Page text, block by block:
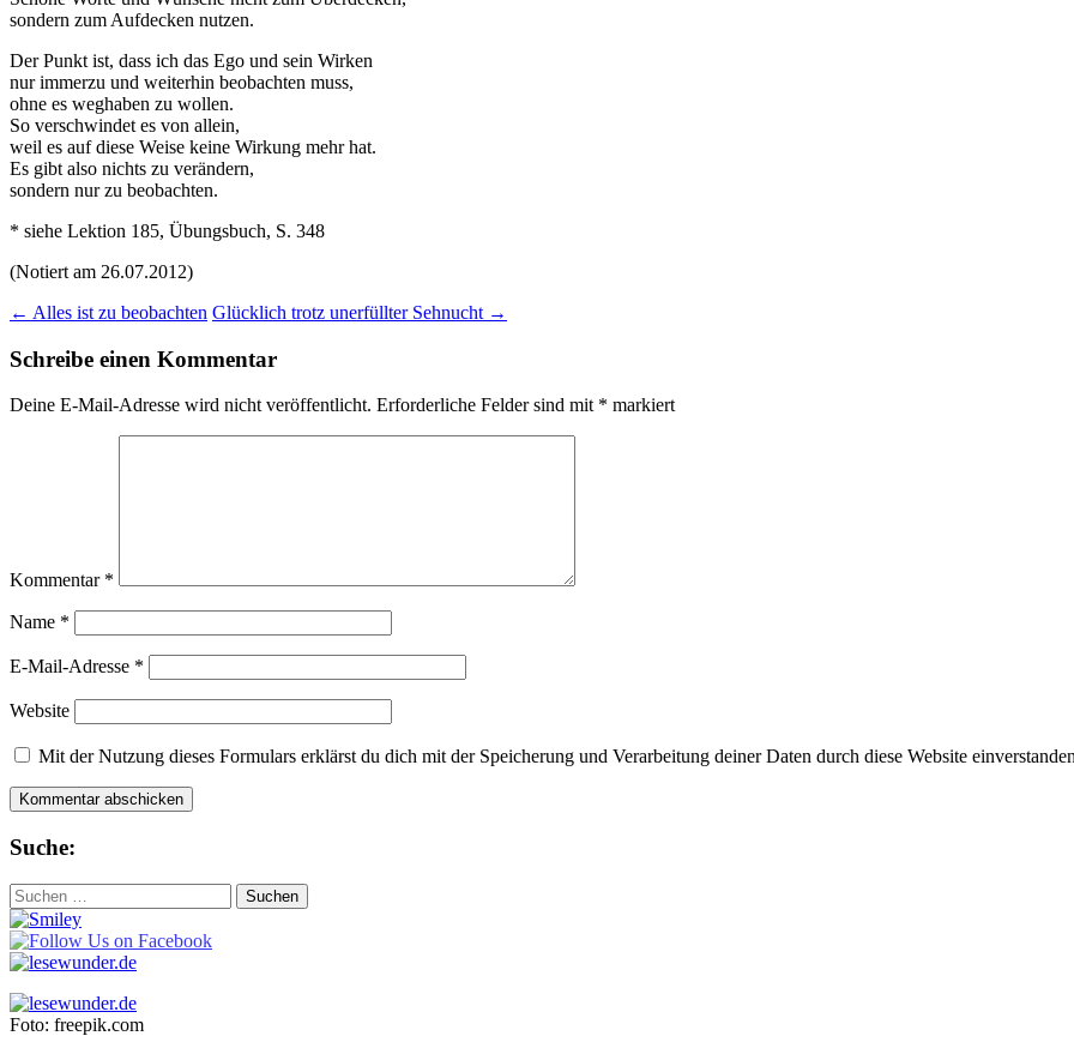
sondern zum Aufdecken nutzen.
Der Punkt ist, dass ich das Ego und sein Wirken
nur immerzu und weiterhin beobachten muss,
ohne es weghaben zu wollen.
So verschwindet es von allein,
weil es auf diese Weise keine Wirkung mehr hat.
Es gibt also nichts zu verändern,
sondern nur zu beobachten.
* siehe Lektion 185, Übungsbuch, S. 348
(Notiert am 26.07.2012)
Beitragsnavigation
← Alles ist zu beobachten Glücklich trotz unerfüllter Sehnucht →
Schreibe einen Kommentar
Deine E-Mail-Adresse wird nicht veröffentlicht. Erforderliche Felder sind mit * markiert
Kommentar *
Name *
E-Mail-Adresse *
Website
Mit der Nutzung dieses Formulars erklärst du dich mit der Speicherung und Verarbeitung deiner Daten durch diese Website
Suche:
Suchen
nach:
Foto: freepik.com